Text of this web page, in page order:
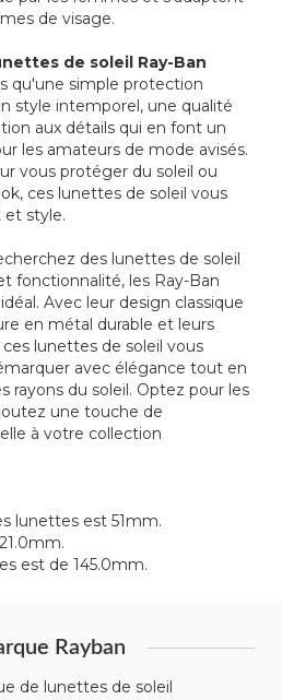
de visage.
de soleil Ray-Ban
qu'une simple protection
style intemporel, une qualité
aux détails qui en font un
les amateurs de mode avisés.
vous protéger du soleil ou
ces lunettes de soleil vous
et style.
des lunettes de soleil
fonctionnalité, les Ray-Ban
Avec leur design classique
en métal durable et leurs
lunettes de soleil vous
avec élégance tout en
rayons du soleil. Optez pour les
une touche de
à votre collection
lunettes est 51mm.
est de 145.0mm.
Rayban
de lunettes de soleil